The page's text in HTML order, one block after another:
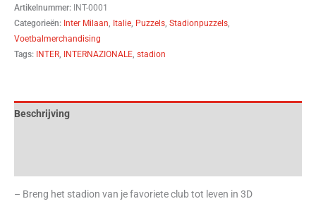
Artikelnummer: INT-0001
Categorieën: Inter Milaan, Italie, Puzzels, Stadionpuzzels,
Voetbalmerchandising
Tags: INTER, INTERNAZIONALE, stadion
Beschrijving
– Breng het stadion van je favoriete club tot leven in 3D